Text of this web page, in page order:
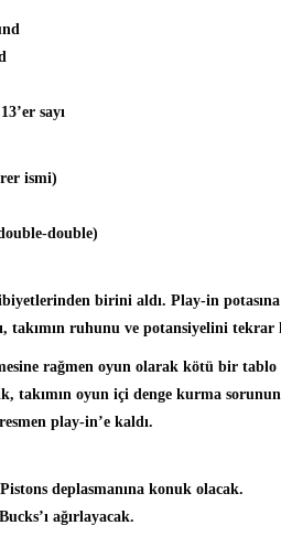
13’er sayı
ismi)
double)
birini aldı. Play-in
takımın ruhunu ve potansiyelini tekrar
rağmen oyun olarak kötü bir
takımın oyun içi denge kurma
play-in’e kaldı.
deplasmanına konuk olacak.
’ı ağırlayacak.